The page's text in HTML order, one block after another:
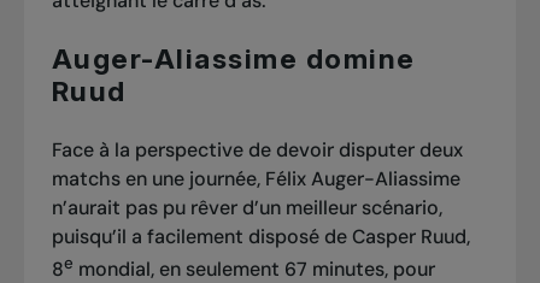
Auger-Aliassime domine
Ruud
Face à la perspective de devoir disputer deux
matchs en une journée, Félix Auger-Aliassime
n’aurait pas pu rêver d’un meilleur scénario,
puisqu’il a facilement disposé de Casper Ruud,
8e mondial, en seulement 67 minutes, pour